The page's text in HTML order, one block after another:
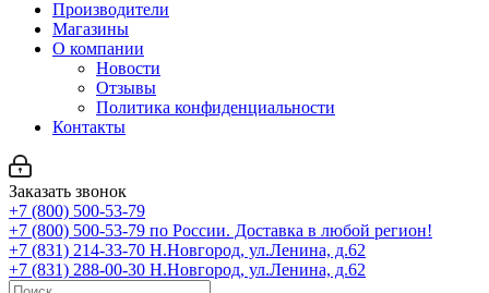
Производители
Магазины
О компании
Новости
Отзывы
Политика конфиденциальности
Контакты
Заказать звонок
+7 (800) 500-53-79
+7 (800) 500-53-79 по России. Доставка в любой регион!
+7 (831) 214-33-70 Н.Новгород, ул.Ленина, д.62
+7 (831) 288-00-30 Н.Новгород, ул.Ленина, д.62